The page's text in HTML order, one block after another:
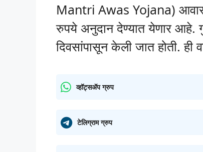
Mantri Awas Yojana) आवास
रुपये अनुदान देण्यात येणार आहे.
दिवसांपासून केली जात होती. ही
व्हॉट्सॲप ग्रुप
टेलिग्राम ग्रुप